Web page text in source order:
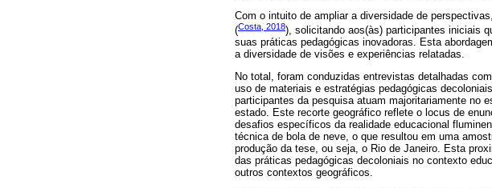
Com o intuito de ampliar a diversidade de
(Costa, 2018), solicitando aos(às) participantes iniciais
suas práticas pedagógicas inovadoras. Esta
a diversidade de visões e experiências relatadas.
No total, foram conduzidas entrevistas detalhadas
uso de materiais e estratégias pedagógicas
participantes da pesquisa atuam majoritariamente no
estado. Este recorte geográfico reflete o locus de
desafios específicos da realidade educacional
técnica de bola de neve, o que resultou em uma
produção da tese, ou seja, o Rio de Janeiro. Esta
das práticas pedagógicas decoloniais no contexto
outros contextos geográficos.